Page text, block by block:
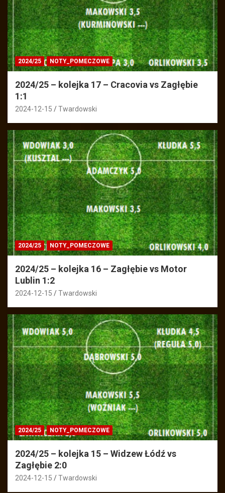
2024/25 NOTY_POMECZOWE
2024/25 – kolejka 17 – Cracovia vs Zagłębie
1:1
2024-12-15 Twardowski
2024/25 NOTY_POMECZOWE
2024/25 – kolejka 16 – Zagłębie vs Motor
Lublin 1:2
2024-12-15 Twardowski
2024/25 NOTY_POMECZOWE
2024/25 – kolejka 15 – Widzew Łódź vs
Zagłębie 2:0
2024-12-15 Twardowski